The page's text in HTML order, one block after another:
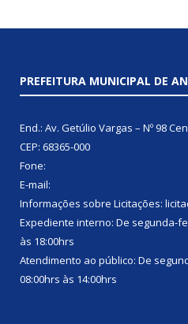
PREFEITURA MUNICIPAL DE
End.: Av. Getúlio Vargas – Nº 98
CEP: 68365-000
Fone:
E-mail:
Informações sobre Licitações:
Expediente interno: De segunda-
às 18:00hrs
Atendimento ao público: De
08:00hrs às 14:00hrs